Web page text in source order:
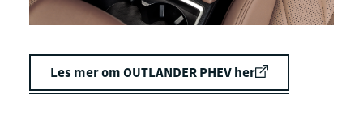
Les mer om OUTLANDER PHEV her